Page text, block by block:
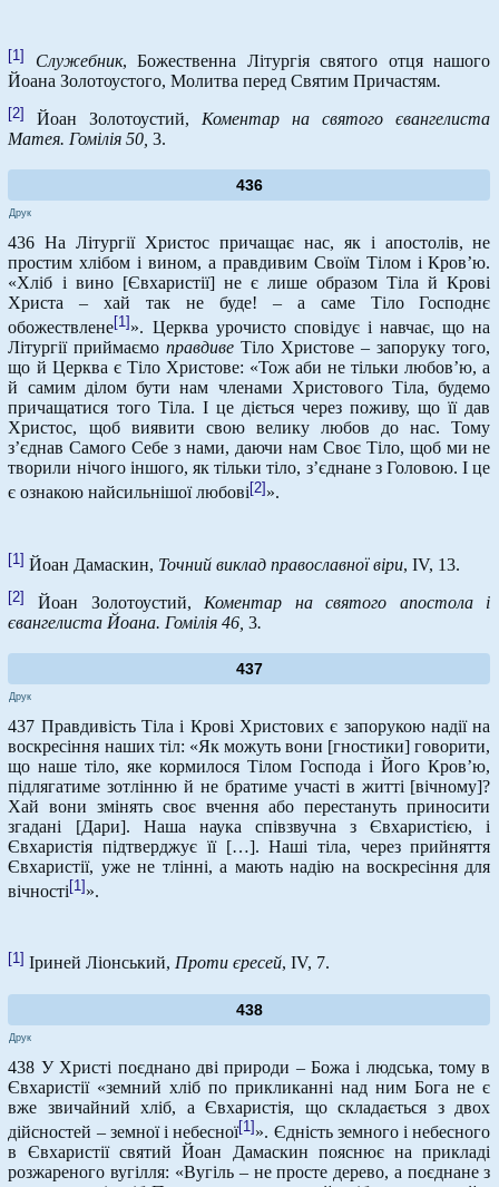
[1] Служебник, Божественна Літургія святого отця нашого
Йоана Золотоустого, Молитва перед Святим Причастям.
[2] Йоан Золотоустий, Коментар на святого євангелиста
Матея. Гомілія 50, 3.
436
Друк
436 На Літургії Христос причащає нас, як і апостолів, не
простим хлібом і вином, а правдивим Своїм Тілом і Кров’ю.
«Хліб і вино [Євхаристії] не є лише образом Тіла й Крові
Христа – хай так не буде! – а саме Тіло Господнє
обожествлене[1] ». Церква урочисто сповідує і навчає, що на
Літургії приймаємоправдиве Тіло Христове – запоруку того,
що й Церква є Тіло Христове: «Тож аби не тільки любов’ю, а
й самим ділом бути нам членами Христового Тіла, будемо
причащатися того Тіла. І це діється через поживу, що її дав
Христос, щоб виявити свою велику любов до нас. Тому
з’єднав Самого Себе з нами, даючи нам Своє Тіло, щоб ми не
творили нічого іншого, як тільки тіло, з’єднане з Головою. І це
є ознакою найсильнішої любові[2]».
[1] Йоан Дамаскин, Точний виклад православної віри, IV, 13.
[2] Йоан Золотоустий, Коментар на святого апостола і
євангелиста Йоана. Гомілія 46, 3.
437
Друк
437 Правдивість Тіла і Крові Христових є запорукою надії на
воскресіння наших тіл: «Як можуть вони [гностики] говорити,
що наше тіло, яке кормилося Тілом Господа і Його Кров’ю,
підлягатиме зотлінню й не братиме участі в житті [вічному]?
Хай вони змінять своє вчення або перестануть приносити
згадані [Дари]. Наша наука співзвучна з Євхаристією, і
Євхаристія підтверджує її […]. Наші тіла, через прийняття
Євхаристії, уже не тлінні, а мають надію на воскресіння для
вічності [1] ».
[1] Іриней Ліонський,Проти єресей, IV, 7.
438
Друк
438 У Христі поєднано дві природи – Божа і людська, тому в
Євхаристії «земний хліб по прикликанні над ним Бога не є
вже звичайний хліб, а Євхаристія, що складається з двох
дійсностей – земної і небесної[1] ». Єдність земного і небесного
в Євхаристії святий Йоан Дамаскин пояснює на прикладі
розжареного вугілля: «Вугіль – не просте дерево, а поєднане з